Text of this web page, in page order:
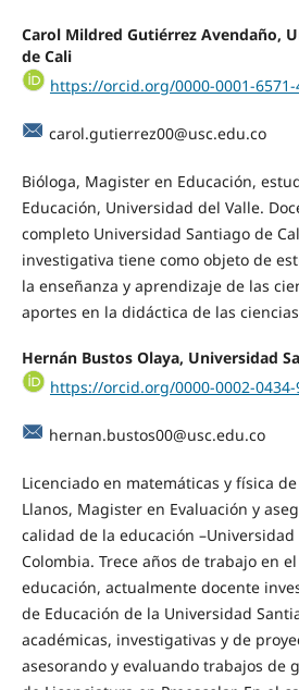
Carol Mildred Gutiérrez Avendaño,
de Cali
https://orcid.org/0000-0001-6571-
carol.gutierrez00@usc.edu.co
Bióloga, Magister en Educación,
Educación, Universidad del Valle.
completo Universidad Santiago de
investigativa tiene como objeto de
la enseñanza y aprendizaje de las
aportes en la didáctica de las
Hernán Bustos Olaya, Universidad
https://orcid.org/0000-0002-0434-
hernan.bustos00@usc.edu.co
Licenciado en matemáticas y física
Llanos, Magister en Evaluación y
calidad de la educación
Colombia. Trece años de trabajo en
educación, actualmente docente
de Educación de la Universidad
académicas, investigativas y de
asesorando y evaluando trabajos de